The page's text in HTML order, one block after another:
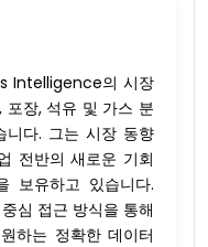
Intelligence의 시장
장, 석유 및 가스 분
니다. 그는 시장 동향
전반의 새로운 기회
보유하고 있습니다.
심 접근 방식을 통해
하는 정확한 데이터